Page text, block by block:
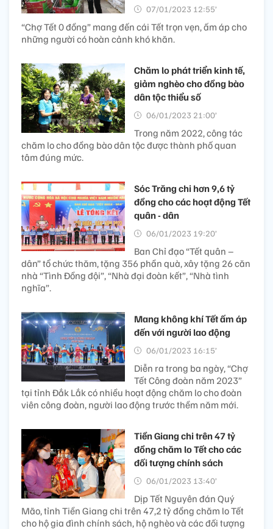
07/01/2023 12:55’
“Chợ Tết 0 đồng” mang đến cái Tết trọn vẹn, ấm áp cho
những người có hoàn cảnh khó khăn.
Chăm lo phát triển kinh tế,
giảm nghèo cho đồng bào
dân tộc thiểu số
06/01/2023 21:00’
Trong năm 2022, công tác
chăm lo cho đồng bào dân tộc được thành phố quan
tâm đúng mức.
Sóc Trăng chi hơn 9,6 tỷ
đồng cho các hoạt động Tết
quân - dân
06/01/2023 19:20’
Ban Chỉ đạo “Tết quân –
dân” tổ chức thăm, tặng 356 phần quà, xây tặng 26 căn
nhà “Tình Đồng đội”, “Nhà đại đoàn kết”, “Nhà tình
nghĩa”.
Mang không khí Tết ấm áp
đến với người lao động
06/01/2023 16:15’
Diễn ra trong ba ngày, “Chợ
Tết Công đoàn năm 2023”
tại tỉnh Đắk Lắk có nhiều hoạt động chăm lo cho đoàn
viên công đoàn, người lao động trước thềm năm mới.
Tiền Giang chi trên 47 tỷ
đồng chăm lo Tết cho các
đối tượng chính sách
06/01/2023 13:40’
Dịp Tết Nguyên đán Quý
Mão, tỉnh Tiền Giang chi trên 47,2 tỷ đồng chăm lo Tết
cho hộ gia đình chính sách, hộ nghèo và các đối tượng